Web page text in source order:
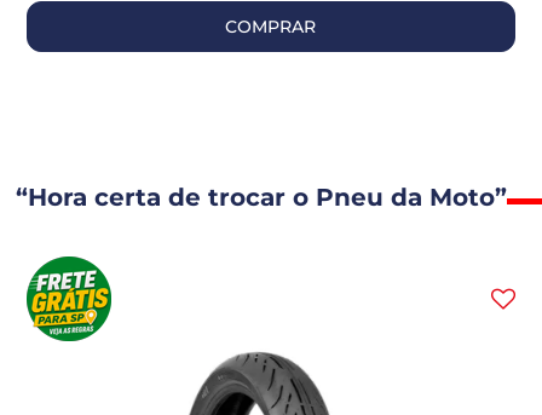
COMPRAR
“Hora certa de trocar o Pneu da Moto”